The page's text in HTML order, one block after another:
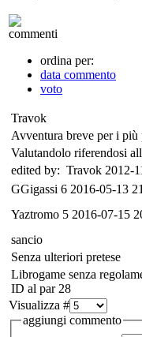
commenti
ordina per:
data commento
voto
Travok
Avventura breve per i più
Valutandolo riferendosi
edited by: Travok 2012-
GGigassi 6 2016-05-13
Yaztromo 5 2016-07-15
sancio
Senza ulteriori pretese
Librogame senza
ID al par 28
Visualizza #
aggiungi commento